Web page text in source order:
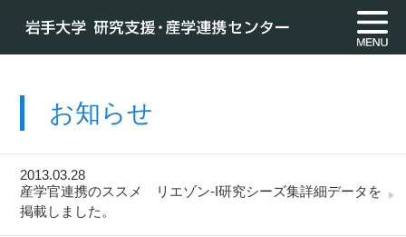
お知らせ
2013.03.28
産学官連携のススメ リエゾン-I研究シーズ集詳細データを
掲載しました。